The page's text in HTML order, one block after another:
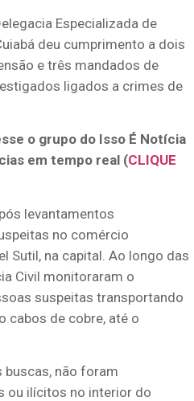
Especializada de
deu cumprimento a dois
e três mandados de
ligados a crimes de
o grupo do Isso É Notícia
em tempo real (CLIQUE
levantamentos
no comércio
Sutil, na capital. Ao longo das
Civil monitoraram o
suspeitas transportando
cabos de cobre, até o
buscas, não foram
ou ilícitos no interior do